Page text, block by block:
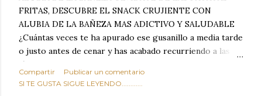
FRITAS, DESCUBRE EL SNACK CRUJIENTE CON
ALUBIA DE LA BAÑEZA MAS ADICTIVO Y SALUDABLE
¿Cuántas veces te ha apurado ese gusanillo a media tarde
o justo antes de cenar y has acabado recurriendo a las
típicas patatas de bolsa, frutos secos fritos o snacks
ultraprocesados llenos de grasas saturadas y sodio?
Compartir
Publicar un comentario
SI TE GUSTA SIGUE LEYENDO............